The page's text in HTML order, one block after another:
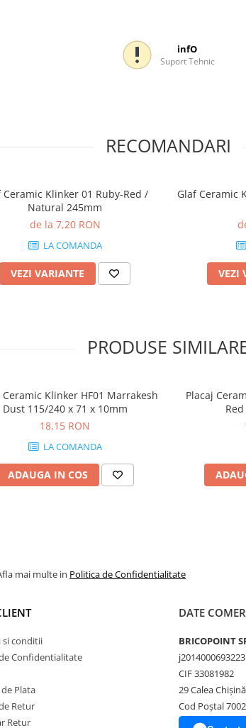
infO
Suport Tehnic
RECOMANDARI
Ceramic Klinker 01 Ruby-Red /
Natural 245mm
de la 7,20 RON
LA COMANDA
VEZI VARIANTE
Glaf Ceramic
VEZI
PRODUSE
Ceramic Klinker HF01 Marrakesh
Dust 115/240 x 71 x 10mm
18,15 RON
LA COMANDA
ADAUGA IN COS
Placaj
mai multe in Politica de Confidentialitate
si conditii
Confidentialitate
Plata
Retur
Retur
DATE
BRICOPOINT
j2014000693223
CIF 33081982
29 Calea
Cod Poștal